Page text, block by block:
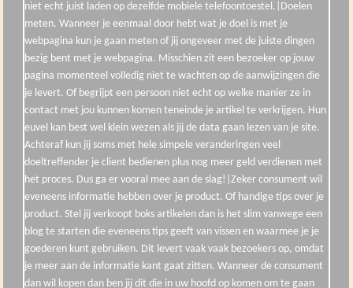
niet echt juist laden op dezelfde mobiele telefoontoestel.|Doelen
meten. Wanneer je eenmaal door hebt wat je doel is met je
webpagina kun je gaan meten of jij ongeveer met de juiste dingen
bezig bent met je webpagina. Misschien zit een bezoeker op jouw
pagina momenteel volledig niet te wachten op de aanwijzingen die
je levert. Of begrijpt een persoon niet echt op welke manier ze in
contact met jou kunnen komen teneinde je artikel te verkrijgen. Hun
euvel kan best wel klein wezen als jij de data gaan lezen van je site.
Achteraf kun jij soms met hele simpele veranderingen veel
doeltreffender je client bedienen plus nog meer geld verdienen met
het proces. Dus ga er vooral mee aan de slag!|Zeker consument wil
eveneens informatie hebben over je product. Of handige tips over je
product. Stel jij verkoopt boks artikelen dan is het slim vanwege een
blog te starten die eveneens tips geeft van vissen en waarmee je je
goederen kunt gebruiken. Dit levert vaak vaak bezoekers op, omdat
je meer aan de informatie kant gaat zitten. Wanneer de consument
dan wil kopen dan ben jij dit die in uw hoofd op komen om te gaan